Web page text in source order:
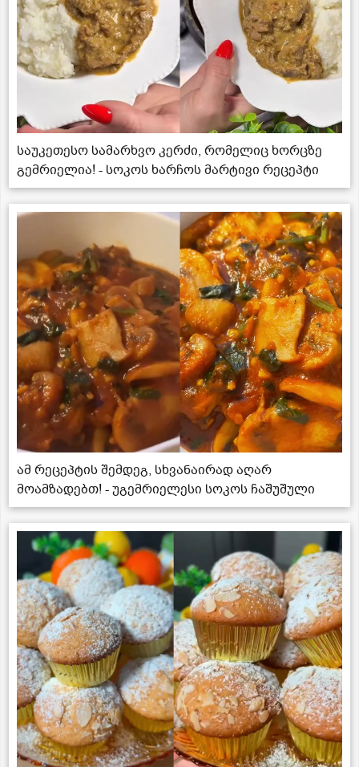
საუკეთესო სამარხვო კერძი, რომელიც ხორცზე
გემრიელია! - სოკოს ხარჩოს მარტივი რეცეპტი
ამ რეცეპტის შემდეგ, სხვანაირად აღარ
მოამზადებთ! - უგემრიელესი სოკოს ჩაშუშული